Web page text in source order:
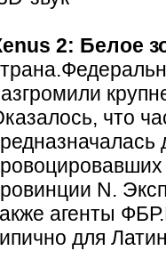
2: Белое
что
N.
агенты
для